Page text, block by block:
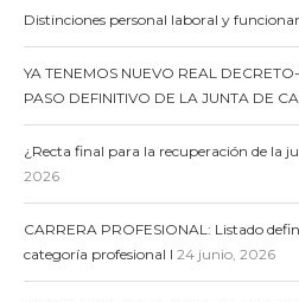
Distinciones personal laboral y
YA TENEMOS NUEVO REAL
PASO DEFINITIVO DE LA JUNTA DE
¿Recta final para la recuperación de la
2026
CARRERA PROFESIONAL: Listado
categoría profesional I 24 junio, 2026